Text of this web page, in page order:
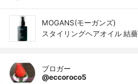
MOGANS(モーガンズ)
スタイリングヘアオイル 結薔
ブロガー
@eccoroco5